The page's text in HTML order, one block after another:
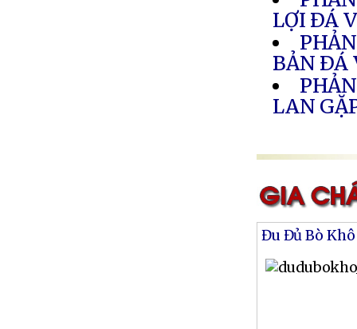
LỢI ÐÁ
BẢN ÐÁ
LAN
Đu Đủ Bò Khô